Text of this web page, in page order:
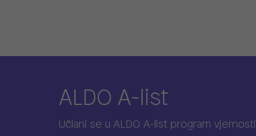
ALDO A-list
Učlani se u ALDO A-list program vjernosti